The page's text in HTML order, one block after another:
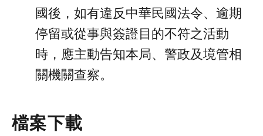
國後，如有違反中華民國法令、逾期
停留或從事與簽證目的不符之活動
時，應主動告知本局、警政及境管相
關機關查察。
檔案下載